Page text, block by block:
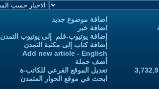
اضافة موضوع جديد
اضافة خبر
إضافة يوتيوب-فلم إلى يوتيوب التمدن
إضافة كتاب إلى مكتبة التمدن
Add new article - English
أضف حملة
تعديل الموقع الفرعي للكاتب-ة
ابحث في موقع الحوار المتمدن